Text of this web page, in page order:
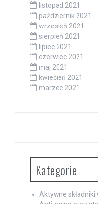
listopad 2021
październik 2021
wrzesień 2021
sierpień 2021
lipiec 2021
czerwiec 2021
maj 2021
kwiecień 2021
marzec 2021
Kategorie
Aktywne składniki